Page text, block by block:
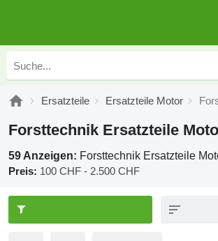
Ersatzteile Ersatzteile Motor
Forsttechnik Ersatzteile
59 Anzeigen: Forsttechnik Ersatzteile
Preis: 100 CHF - 2.500 CHF